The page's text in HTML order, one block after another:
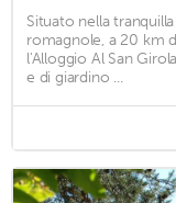
Situato nella
romagnole, a 20 km
l'Alloggio Al San
e di giardino ...